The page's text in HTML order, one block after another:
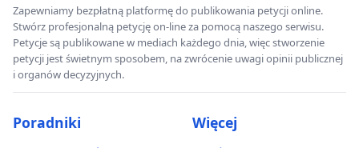
Zapewniamy bezpłatną platformę do publikowania petycji online.
Stwórz profesjonalną petycję on-line za pomocą naszego serwisu.
Petycje są publikowane w mediach każdego dnia, więc stworzenie
petycji jest świetnym sposobem, na zwrócenie uwagi opinii publicznej
i organów decyzyjnych.
Poradniki Więcej